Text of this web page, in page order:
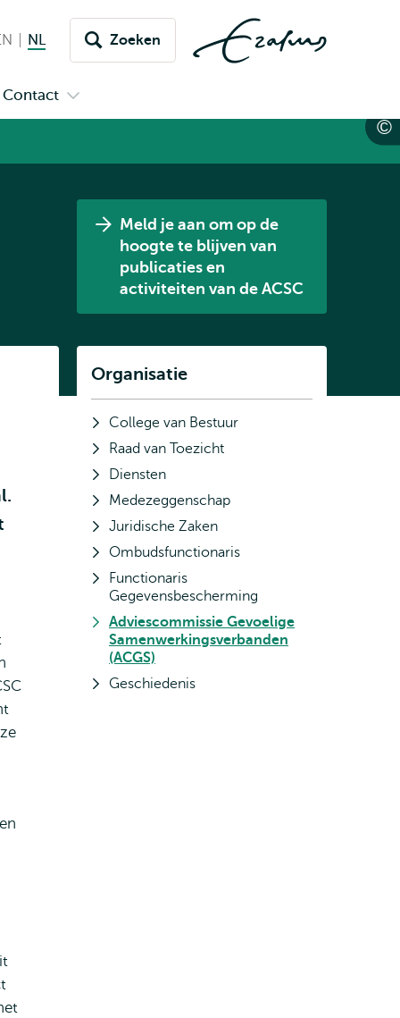
English
NLNederlands huidige taal
Zoeken
Contact
Meld je aan om op de
hoogte te blijven van
publicaties en
activiteiten van de ACSC
Subnavigatie
Organisatie
College van Bestuur
Raad van Toezicht
Diensten
Medezeggenschap
Juridische Zaken
Ombudsfunctionaris
Functionaris
Gegevensbescherming
Adviescommissie Gevoelige
Samenwerkingsverbanden
(ACGS)
Geschiedenis